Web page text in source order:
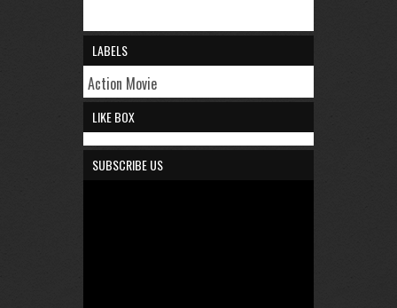
LABELS
Action Movie
LIKE BOX
SUBSCRIBE US